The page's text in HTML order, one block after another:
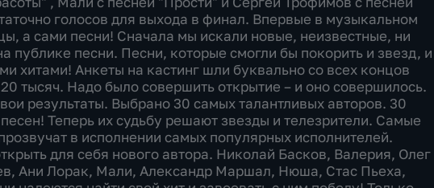
голосов для выхода в финал. Впервые в музыкальном
а сами песни! Сначала мы искали новые, неизвестные, ни
публике песни. Песни, которые смогли бы покорить и звезд, и
хитами! Анкеты на кастинг шли буквально со всех концов
тысяч. Надо было совершить открытие – и оно совершилось.
результаты. Выбрано 30 самых талантливых авторов. 30
Теперь их судьбу решают звезды и телезрители. Самые
в исполнении самых популярных исполнителей.
для себя нового автора. Николай Басков, Валерия, Олег
Ани Лорак, Мали, Александр Маршал, Нюша, Стас Пьеха,